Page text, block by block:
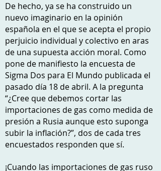
De hecho, ya se ha construido un
nuevo imaginario en la opinión
española en el que se acepta el propio
perjuicio individual y colectivo en aras
de una supuesta acción moral. Como
pone de manifiesto la encuesta de
Sigma Dos para El Mundo publicada el
pasado día 18 de abril. A la pregunta
“¿Cree que debemos cortar las
importaciones de gas como medida de
presión a Rusia aunque esto suponga
subir la inflación?”, dos de cada tres
encuestados responden que sí.
¡Cuando las importaciones de gas ruso